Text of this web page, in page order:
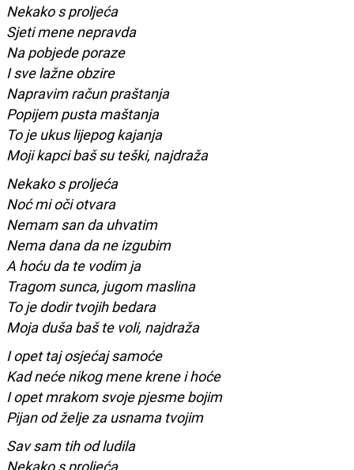
Nekako s proljeća
Sjeti mene nepravda
Na pobjede poraze
I sve lažne obzire
Napravim račun praštanja
Popijem pusta maštanja
To je ukus lijepog kajanja
Moji kapci baš su teški, najdraža
Nekako s proljeća
Noć mi oči otvara
Nemam san da uhvatim
Nema dana da ne izgubim
A hoću da te vodim ja
Tragom sunca, jugom maslina
To je dodir tvojih bedara
Moja duša baš te voli, najdraža
I opet taj osjećaj samoće
Kad neće nikog mene krene i hoće
I opet mrakom svoje pjesme bojim
Pijan od želje za usnama tvojim
Sav sam tih od ludila
Nekako s proljeća